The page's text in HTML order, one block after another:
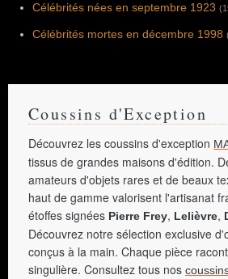
Célébrités nées en septembre 1923
Célébrités mortes en décembre 1998
Coussins d'Exception
Découvrez les coussins d'exception
tissus de grandes maisons d'édition.
amateurs d'objets rares et de beaux
haut de gamme valorisent l'artisanat
étoffes signées Pierre Frey, Lelièvre,
Découvrez notre sélection exclusive
conçus à la main. Chaque pièce
singulière. Consultez tous nos